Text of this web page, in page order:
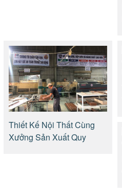
Thiết Kế Nội Thất Cùng
Xưởng Sản Xuất Quy